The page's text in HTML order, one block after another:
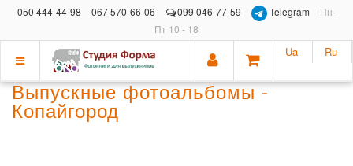
050 444-44-98 067 570-66-06 099 046-77-59 Telegram
Пн-
Пт 10 - 18
Показать
меню
Ua Ru
Выпускные фотоальбомы -
Копайгород